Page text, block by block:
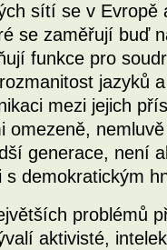
sítí se v Evropě
se zaměřují buď
funkce pro
jazyků
mezi jejich
omezeně,
generace, není
s demokratickým
problémů
aktivisté,